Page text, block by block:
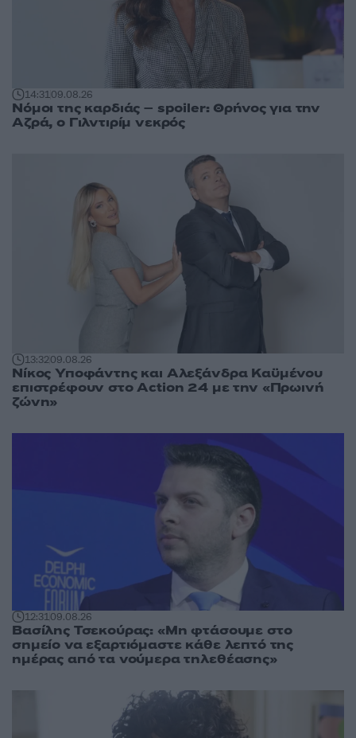
14:3109.08.26
Νόμοι της καρδιάς – spoiler: Θρήνος για την
Αζρά, ο Γιλντιρίμ νεκρός
13:3209.08.26
Νίκος Υποφάντης και Αλεξάνδρα Καϋμένου
επιστρέφουν στο Action 24 με την «Πρωινή
ζώνη»
12:3109.08.26
Βασίλης Τσεκούρας: «Μη φτάσουμε στο
σημείο να εξαρτιόμαστε κάθε λεπτό της
ημέρας από τα νούμερα τηλεθέασης»